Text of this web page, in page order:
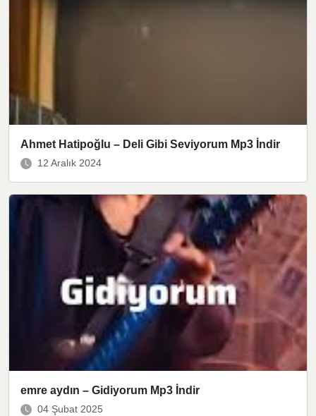
Ahmet Hatipoğlu – Deli Gibi Seviyorum Mp3 İndir
12 Aralık 2024
emre aydın – Gidiyorum Mp3 İndir
04 Şubat 2025